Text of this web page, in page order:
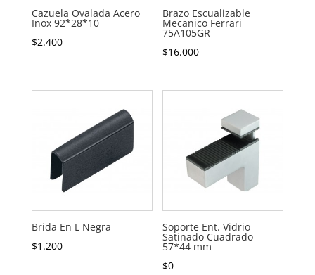
Cazuela Ovalada Acero
Inox 92*28*10
$2.400
Brazo Escualizable
Mecanico Ferrari
75A105GR
$16.000
Brida En L Negra
$1.200
Soporte Ent. Vidrio
Satinado Cuadrado
57*44 mm
$0